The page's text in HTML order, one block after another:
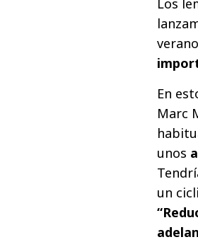
En
Marc
unos
un